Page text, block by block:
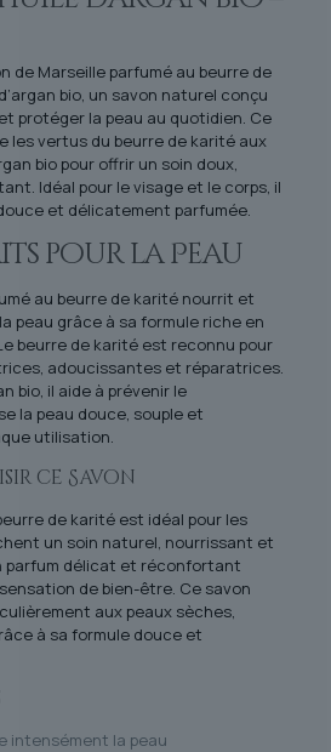
de Marseille parfumé au beurre de
bio, un savon naturel conçu
protéger la peau au quotidien. Ce
les vertus du beurre de karité aux
bio pour offrir un soin doux,
Idéal pour le visage et le corps, il
et délicatement parfumée.
pour la Peau
au beurre de karité nourrit et
peau grâce à sa formule riche en
beurre de karité est reconnu pour
adoucissantes et réparatrices.
bio, il aide à prévenir le
la peau douce, souple et
utilisation.
ce Savon
de karité est idéal pour les
un soin naturel, nourrissant et
parfum délicat et réconfortant
de bien-être. Ce savon
aux peaux sèches,
à sa formule douce et
intensément la peau